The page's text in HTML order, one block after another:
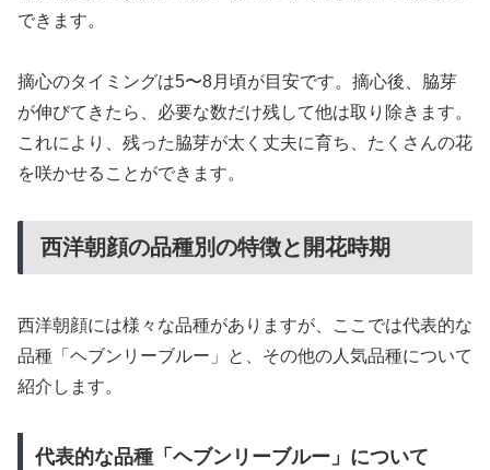
できます。
摘心のタイミングは5〜8月頃が目安です。摘心後、脇芽
が伸びてきたら、必要な数だけ残して他は取り除きます。
これにより、残った脇芽が太く丈夫に育ち、たくさんの花
を咲かせることができます。
西洋朝顔の品種別の特徴と開花時期
西洋朝顔には様々な品種がありますが、ここでは代表的な
品種「ヘブンリーブルー」と、その他の人気品種について
紹介します。
代表的な品種「ヘブンリーブルー」について